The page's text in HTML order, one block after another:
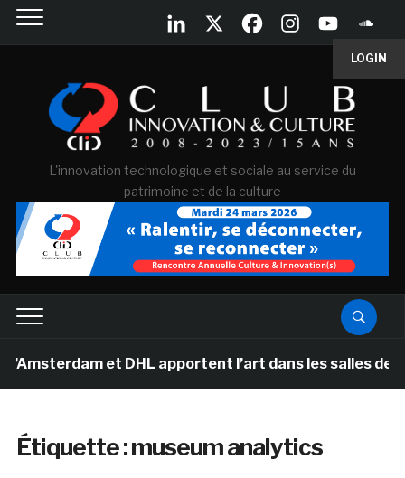
LOGIN
L'innovation technologique et sociale au service du
patrimoine et de la culture
et DHL apportent l’art dans les salles de classe
Étiquette :museum analytics